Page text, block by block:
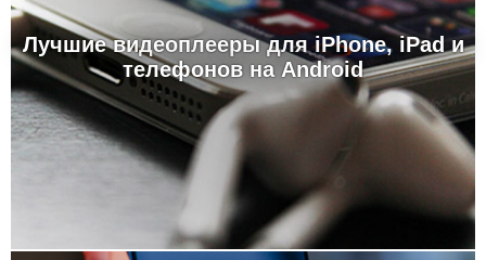
Лучшие видеоплееры для iPhone, iPad и
телефонов на Android